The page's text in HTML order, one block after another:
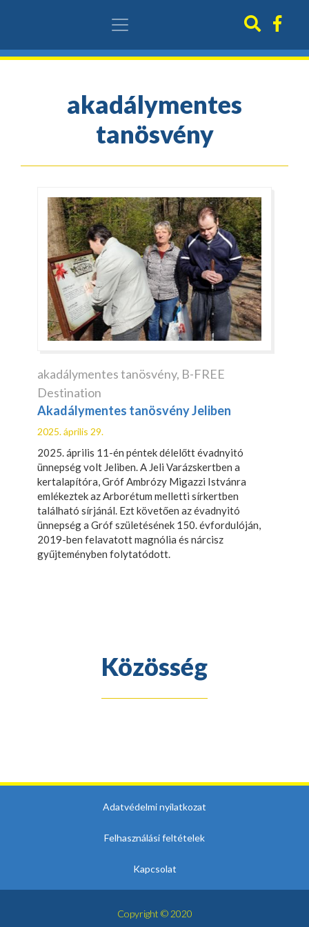
akadálymentes
tanösvény
akadálymentes tanösvény, B-FREE
Destination
Akadálymentes tanösvény Jeliben
2025. április 29.
2025. április 11-én péntek délelőtt évadnyitó
ünnepség volt Jeliben. A Jeli Varázskertben a
kertalapítóra, Gróf Ambrózy Migazzi Istvánra
emlékeztek az Arborétum melletti sírkertben
található sírjánál. Ezt követően az évadnyitó
ünnepség a Gróf születésének 150. évfordulóján,
2019-ben felavatott magnólia és nárcisz
gyűjteményben folytatódott.
Közösség
Adatvédelmi nyilatkozat
Felhasználási feltételek
Kapcsolat
Copyright © 2020